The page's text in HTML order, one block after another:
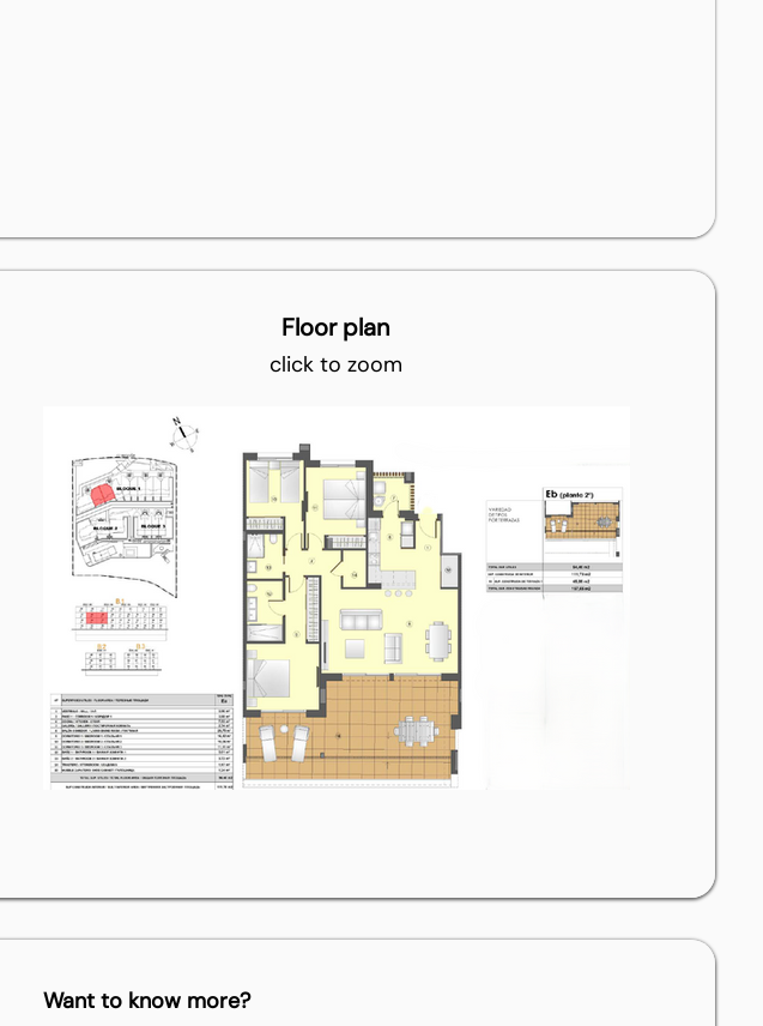
Floor plan
click to zoom
Want to know more?